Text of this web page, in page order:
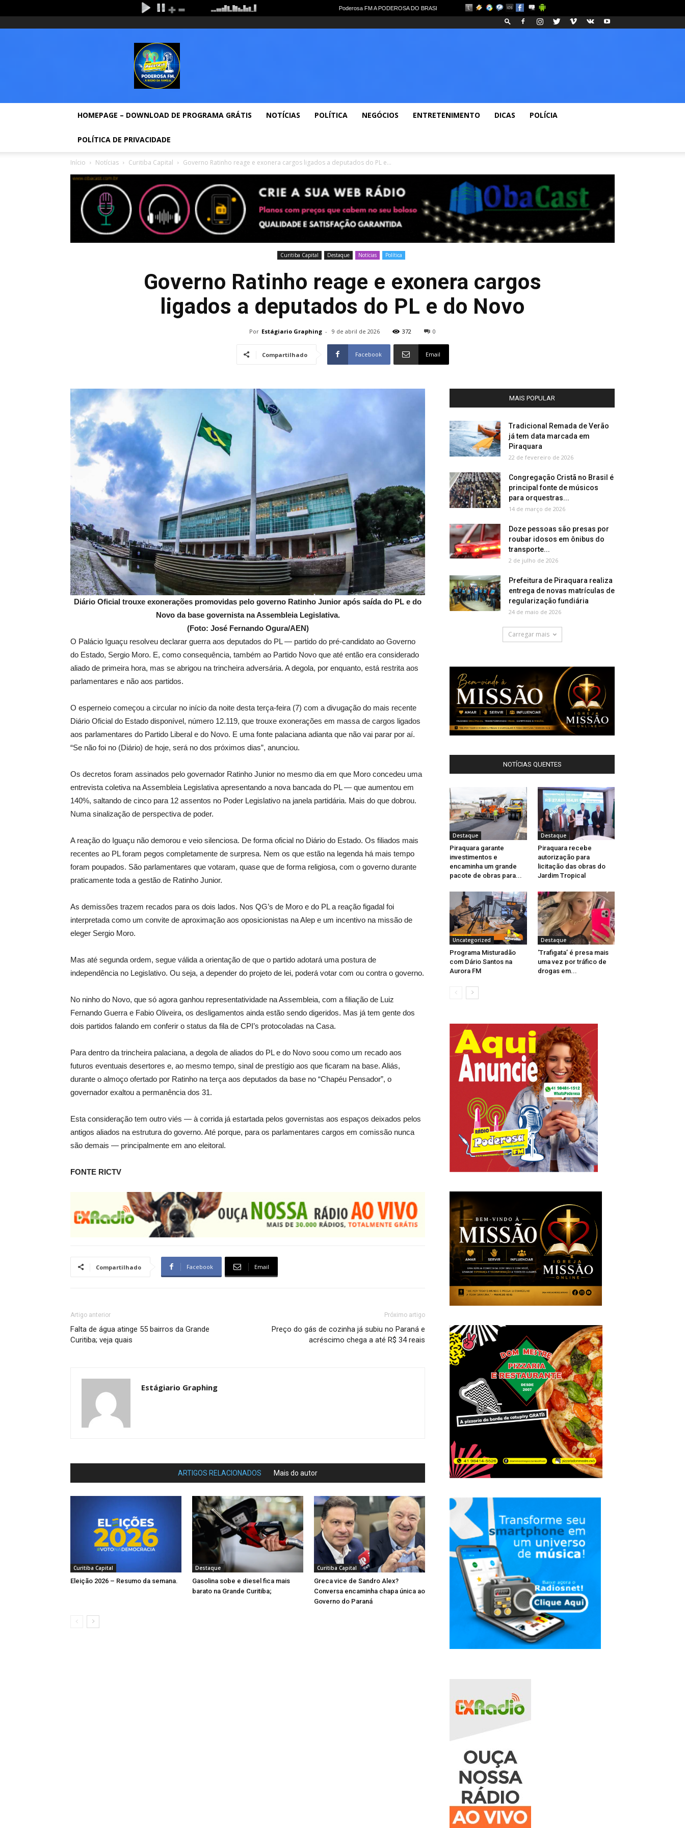
Entrar / Cadastrar Home Notícias Gerais Política Economia Esportes Lazer Fashion Blog
HOMEPAGE – DOWNLOAD DE PROGRAMA GRÁTIS NOTÍCIAS POLÍTICA NEGÓCIOS ENTRETENIMENTO DICAS POLÍCIA
POLÍTICA DE PRIVACIDADE
Início Notícias Curitiba Capital Governo Ratinho reage e exonera cargos ligados a deputados do PL e...
Curitiba Capital Destaque Notícias Política
Governo Ratinho reage e exonera cargos
ligados a deputados do PL e do Novo
Por Estágiario Graphing - 9 de abril de 2026 372 0
Compartilhado Facebook Email
Diário Oficial trouxe exonerações promovidas pelo governo Ratinho Junior após saída do PL e do
Novo da base governista na Assembleia Legislativa.
(Foto: José Fernando Ogura/AEN)
O Palácio Iguaçu resolveu declarar guerra aos deputados do PL — partido do pré-candidato ao Governo
do Estado, Sergio Moro. E, como consequência, também ao Partido Novo que até então era considerado
aliado de primeira hora, mas se abrigou na trincheira adversária. A degola, por enquanto, está restrita aos
parlamentares e não aos partidos.
O esperneio começou a circular no início da noite desta terça-feira (7) com a divugação do mais recente
Diário Oficial do Estado disponível, número 12.119, que trouxe exonerações em massa de cargos ligados
aos parlamentares do Partido Liberal e do Novo. E uma fonte palaciana adianta que não vai parar por aí.
“Se não foi no (Diário) de hoje, será no dos próximos dias”, anunciou.
Os decretos foram assinados pelo governador Ratinho Junior no mesmo dia em que Moro concedeu uma
entrevista coletiva na Assembleia Legislativa apresentando a nova bancada do PL — que aumentou em
140%, saltando de cinco para 12 assentos no Poder Legislativo na janela partidária. Mais do que dobrou.
Numa sinalização de perspectiva de poder.
A reação do Iguaçu não demorou e veio silenciosa. De forma oficial no Diário do Estado. Os filiados mais
recentes ao PL foram pegos completamente de surpresa. Nem os que estão na legenda há mais tempo
foram poupados. São parlamentares que votaram, quase que de forma religiosa, com o governo durante
praticamente toda a gestão de Ratinho Junior.
As demissões trazem recados para os dois lados. Nos QG’s de Moro e do PL a reação figadal foi
interpretada como um convite de aproximação aos oposicionistas na Alep e um incentivo na missão de
eleger Sergio Moro.
Mas até segunda ordem, segue válida a orientação de que o partido adotará uma postura de
independência no Legislativo. Ou seja, a depender do projeto de lei, poderá votar com ou contra o governo.
No ninho do Novo, que só agora ganhou representatividade na Assembleia, com a filiação de Luiz
Fernando Guerra e Fabio Oliveira, os desligamentos ainda estão sendo digeridos. Mas já tem gente dos
dois partidos falando em conferir o status da fila de CPI’s protocoladas na Casa.
Para dentro da trincheira palaciana, a degola de aliados do PL e do Novo soou como um recado aos
futuros eventuais desertores e, ao mesmo tempo, sinal de prestígio aos que ficaram na base. Aliás,
durante o almoço ofertado por Ratinho na terça aos deputados da base no “Chapéu Pensador”, o
governador exaltou a permanência dos 31.
Esta consideração tem outro viés — à corrida já estartada pelos governistas aos espaços deixados pelos
antigos aliados na estrutura do governo. Até porque, para os parlamentares cargos em comissão nunca
são demais — principalmente em ano eleitoral.
FONTE RICTV
Compartilhado Facebook Email
Artigo anterior
Falta de água atinge 55 bairros da Grande
Curitiba; veja quais
Próximo artigo
Preço do gás de cozinha já subiu no Paraná e
acréscimo chega a até R$ 34 reais
Estágiario Graphing
ARTIGOS RELACIONADOS Mais do autor
Curitiba Capital
Eleição 2026 – Resumo da semana.
Destaque
Gasolina sobe e diesel fica mais
barato na Grande Curitiba;
Curitiba Capital
Greca vice de Sandro Alex?
Conversa encaminha chapa única ao
Governo do Paraná
MAIS POPULAR
Tradicional Remada de Verão
já tem data marcada em
Piraquara
22 de fevereiro de 2026
Congregação Cristã no Brasil é
principal fonte de músicos
para orquestras...
14 de março de 2026
Doze pessoas são presas por
roubar idosos em ônibus do
transporte...
2 de julho de 2026
Prefeitura de Piraquara realiza
entrega de novas matrículas de
regularização fundiária
24 de maio de 2026
Carregar mais
NOTÍCIAS QUENTES
Destaque
Piraquara garante
investimentos e
encaminha um grande
pacote de obras para...
Destaque
Piraquara recebe
autorização para
licitação das obras do
Jardim Tropical
Uncategorized
Programa Misturadão
com Dário Santos na
Aurora FM
Destaque
‘Trafigata’ é presa mais
uma vez por tráfico de
drogas em...